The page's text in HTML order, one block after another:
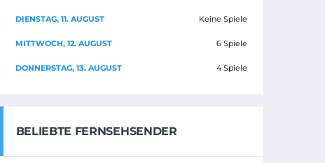
DIENSTAG, 11. AUGUST Keine Spiele
MITTWOCH, 12. AUGUST 6 Spiele
DONNERSTAG, 13. AUGUST 4 Spiele
BELIEBTE FERNSEHSENDER